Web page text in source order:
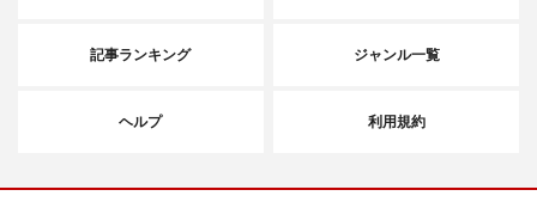
記事ランキング ジャンル一覧
ヘルプ 利用規約